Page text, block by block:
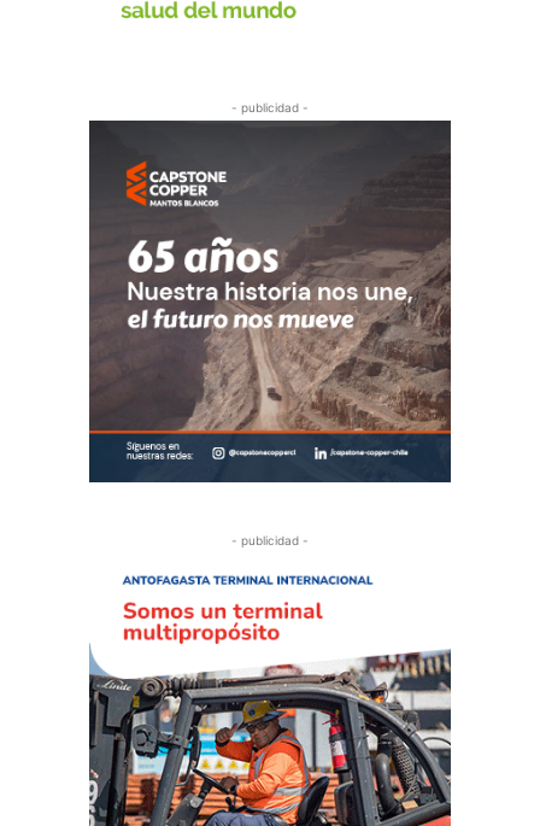
- publicidad -
- publicidad -